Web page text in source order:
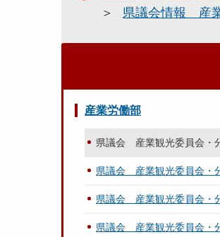
県議会情報 産
産業労働部
県議会 産業観光委員会・
県議会 産業観光委員会・
県議会 産業観光委員会・
県議会 産業観光委員会・